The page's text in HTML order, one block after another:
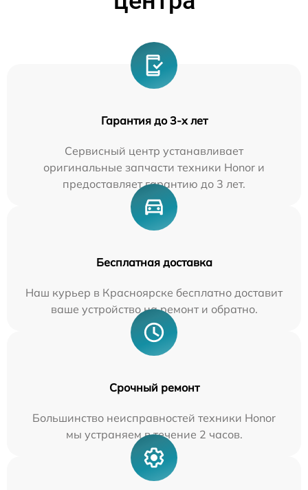
Гарантия до 3-х лет
Сервисный центр устанавливает
оригинальные запчасти техники Honor и
предоставляет гарантию до 3 лет.
Бесплатная доставка
Наш курьер в Красноярске бесплатно доставит
ваше устройство на ремонт и обратно.
Срочный ремонт
Большинство неисправностей техники Honor
мы устраняем в течение 2 часов.